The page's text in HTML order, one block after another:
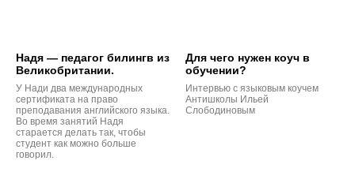
Надя — педагог билингв из
Великобритании.
У Нади два международных
сертификата на право
преподавания английского языка.
Во время занятий Надя
старается делать так, чтобы
студент как можно больше
говорил.
Для чего нужен коуч в
обучении?
Интервью с языковым коучем
Антишколы Ильей
Слободиновым